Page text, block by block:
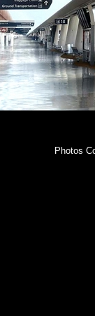
Photos